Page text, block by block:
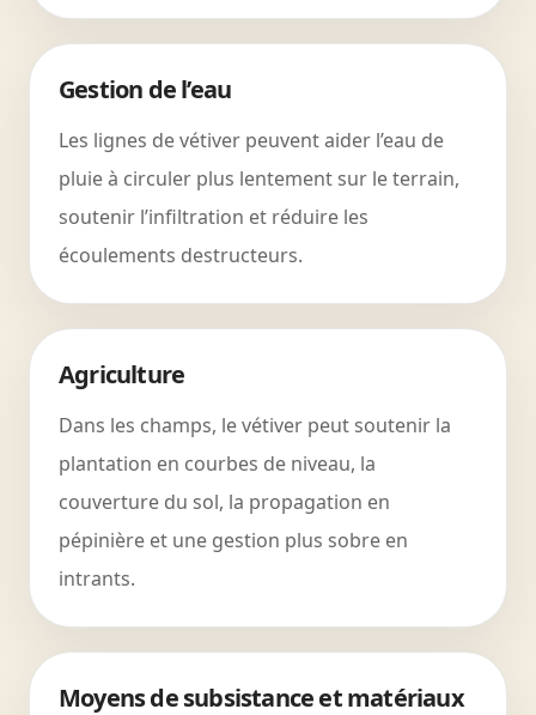
Gestion de l’eau
Les lignes de vétiver peuvent aider l’eau de
pluie à circuler plus lentement sur le terrain,
soutenir l’infiltration et réduire les
écoulements destructeurs.
Agriculture
Dans les champs, le vétiver peut soutenir la
plantation en courbes de niveau, la
couverture du sol, la propagation en
pépinière et une gestion plus sobre en
intrants.
Moyens de subsistance et matériaux